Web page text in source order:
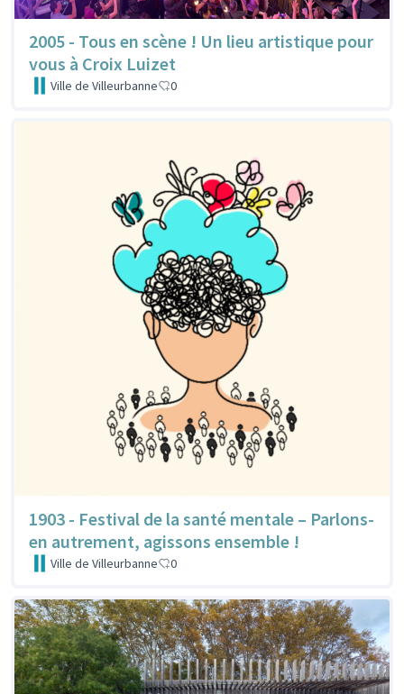
2005 - Tous en scène ! Un lieu artistique pour
vous à Croix Luizet
Ville de Villeurbanne 0
1903 - Festival de la santé mentale – Parlons-
en autrement, agissons ensemble !
Ville de Villeurbanne 0